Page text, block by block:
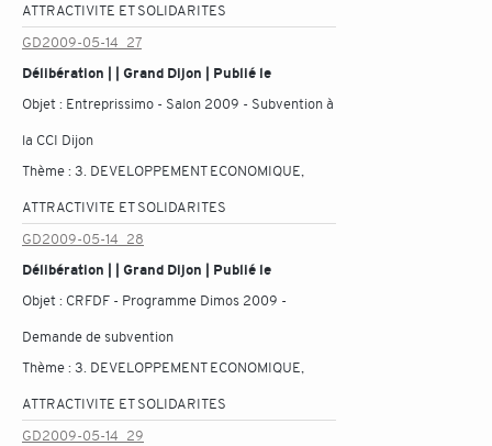
ATTRACTIVITE ET SOLIDARITES
GD2009-05-14_27
Délibération | | Grand Dijon | Publié le
Objet : Entreprissimo - Salon 2009 - Subvention à
la CCI Dijon
Thème :3. DEVELOPPEMENT ECONOMIQUE,
ATTRACTIVITE ET SOLIDARITES
GD2009-05-14_28
Délibération | | Grand Dijon | Publié le
Objet : CRFDF - Programme Dimos 2009 -
Demande de subvention
Thème :3. DEVELOPPEMENT ECONOMIQUE,
ATTRACTIVITE ET SOLIDARITES
GD2009-05-14_29